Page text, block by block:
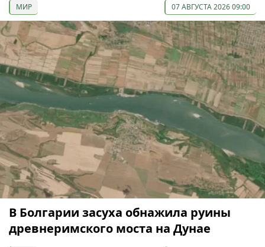
МИР 07 АВГУСТА 2026 09:00
В Болгарии засуха обнажила руины
древнеримского моста на Дунае